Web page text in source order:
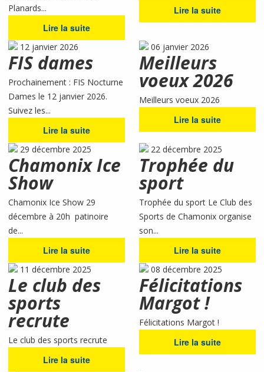
Planards...
Lire la suite
Lire la suite
12 janvier 2026
FIS dames
Prochainement : FIS Nocturne
Dames le 12 janvier 2026.
Suivez les...
Lire la suite
06 janvier 2026
Meilleurs
voeux 2026
Meilleurs voeux 2026
Lire la suite
29 décembre 2025
Chamonix Ice
Show
Chamonix Ice Show 29
décembre à 20h patinoire
de...
Lire la suite
22 décembre 2025
Trophée du
sport
Trophée du sport Le Club des
Sports de Chamonix organise
son...
Lire la suite
11 décembre 2025
Le club des
sports
recrute
Le club des sports recrute
Lire la suite
08 décembre 2025
Félicitations
Margot !
Félicitations Margot !
Lire la suite